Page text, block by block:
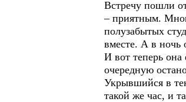
Встречу пошли
– приятным.
полузабытых
вместе. А в ночь
И вот теперь она
очередную
Укрывшийся в
такой же час, и